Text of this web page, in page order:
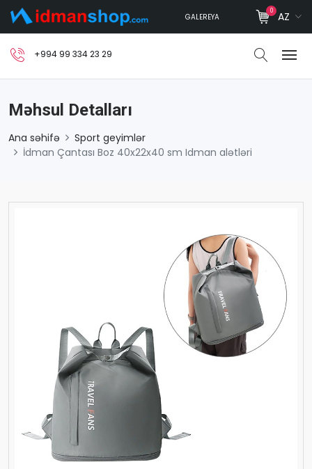
GALEREYA
0 AZ
+994 99 334 23 29
Məhsul Detalları
Ana səhifə
Sport geyimlər
İdman Çantası Boz 40x22x40 sm Idman alətləri